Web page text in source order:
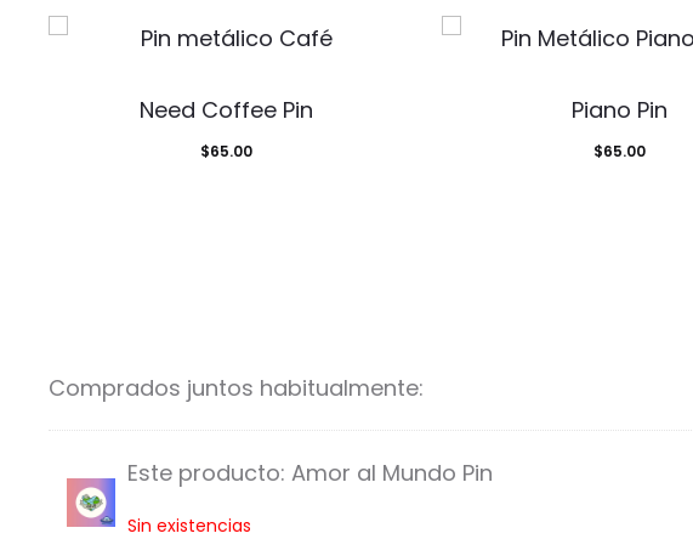
Need Coffee Pin
$65.00
Piano Pin
$65.00
Comprados juntos habitualmente:
A
Este producto: Amor al Mundo Pin
Sin existencias